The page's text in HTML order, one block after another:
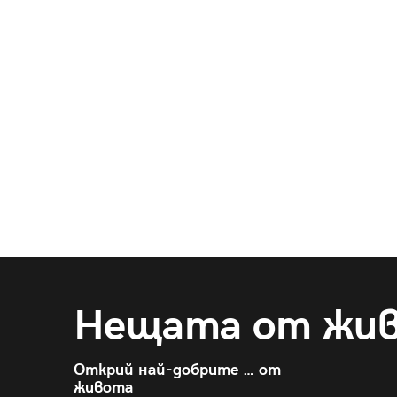
Нещата от
Открий най-добрите … от
живота